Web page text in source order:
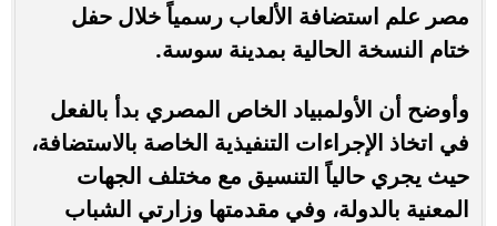
مصر علم استضافة الألعاب رسمياً خلال حفل
ختام النسخة الحالية بمدينة سوسة.
وأوضح أن الأولمبياد الخاص المصري بدأ بالفعل
في اتخاذ الإجراءات التنفيذية الخاصة بالاستضافة،
حيث يجري حالياً التنسيق مع مختلف الجهات
المعنية بالدولة، وفي مقدمتها وزارتي الشباب